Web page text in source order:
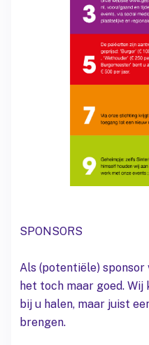
SPONSORS
Als (potentiële) sponsor
het toch maar goed. Wij
bij u halen, maar juist
brengen.